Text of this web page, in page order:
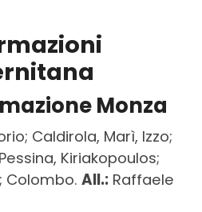
Monza
Caldirola, Marì, Izzo;
Kiriakopoulos;
Colombo. All.:Raffaele